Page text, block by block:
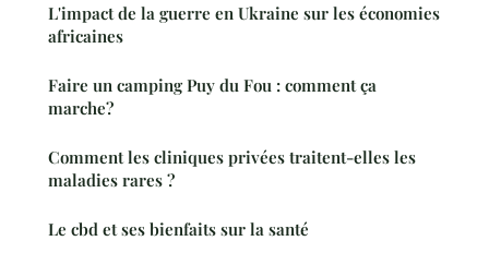
L'impact de la guerre en Ukraine sur les économies
africaines
Faire un camping Puy du Fou : comment ça
marche?
Comment les cliniques privées traitent-elles les
maladies rares ?
Le cbd et ses bienfaits sur la santé